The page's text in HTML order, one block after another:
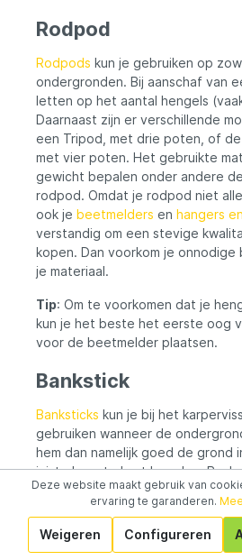
Rodpod
Rodpods kun je gebruiken op
ondergronden. Bij aanschaf van
letten op het aantal hengels
Daarnaast zijn er verschillende
een Tripod, met drie poten, of
met vier poten. Het gebruikte
gewicht bepalen onder andere
rodpod. Omdat je rodpod niet
ook je beetmelders en hangers
verstandig om een stevige
kopen. Dan voorkom je onnodige
je materiaal.
Tip: Om te voorkomen dat je
kun je het beste het eerste oog
voor de beetmelder plaatsen.
Bankstick
Banksticks kun je bij het
gebruiken wanneer de
hem dan namelijk goed de grond
juiste hoogte kunt bepalen.
vaak gebruikt wanneer je op
een stek wilt vissen. Omdat
lengte’s beschikbaar zijn kun je
lange banksticks over obstakels
Deze website maakt gebruik van
ervaring te garanderen.
Weigeren Configureren